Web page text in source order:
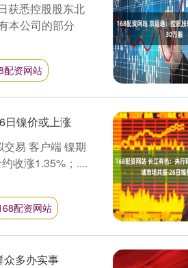
获悉控股股东北
本公司的部分
配资网站
日镍价或上涨
易 客户端 镍期
收涨1.35%；....
配资网站
众多办实事